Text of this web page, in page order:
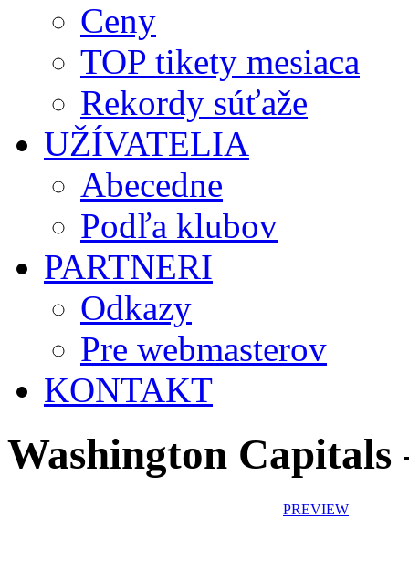
Ceny
TOP tikety mesiaca
Rekordy súťaže
UŽÍVATELIA
Abecedne
Podľa klubov
PARTNERI
Odkazy
Pre webmasterov
KONTAKT
Washington
PREVIEW